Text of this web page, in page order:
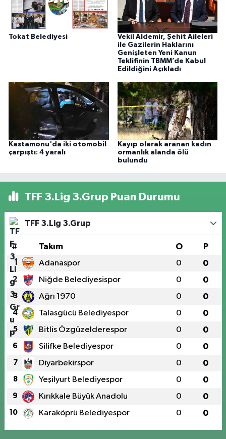
Tokat Belediyesi
Vekil Aldemir, Şehit Aileleri
ile Gazilerin Haklarını
Genişleten Yeni Kanun
Teklifinin TBMM’de Kabul
Edildiğini Açıkladı
Kastamonu'da iki otomobil
çarpıştı: 4 yaralı
Kayıp olarak aranan kadın
ormanlık alanda ölü
bulundu
TFF 3.Lig 3.Grup Puan Durumu
TFF 3.Lig 3.Grup
# Takım O P
1 Adanaspor 0 0
2 Niğde Belediyesispor 0 0
3 Ağrı 1970 0 0
4 Talasgücü Belediyespor 0 0
5 Bitlis Özgüzelderespor 0 0
6 Silifke Belediyespor 0 0
7 Diyarbekirspor 0 0
8 Yeşilyurt Belediyespor 0 0
9 Kırıkkale Büyük Anadolu 0 0
10 Karaköprü Belediyespor 0 0